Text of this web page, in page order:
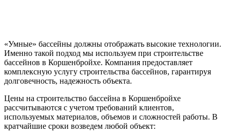
«Умные» бассейны должны отображать высокие технологии.
Именно такой подход мы используем при строительстве
бассейнов в Коршенбройхе. Компания предоставляет
комплексную услугу строительства бассейнов, гарантируя
долговечность, надежность объекта.
Цены на строительство бассейна в Коршенбройхе
рассчитываются с учетом требований клиентов,
используемых материалов, объемов и сложностей работы. В
кратчайшие сроки возведем любой объект: